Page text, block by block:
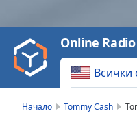
Video
Play
Backward
Skip
Всички
Online
Начало Tommy Cash